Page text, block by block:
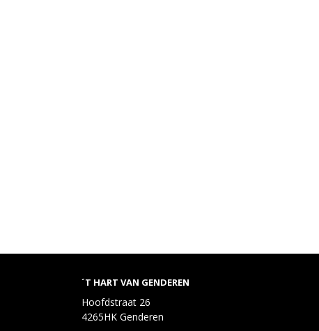
´T HART VAN GENDEREN
Hoofdstraat 26
4265HK Genderen